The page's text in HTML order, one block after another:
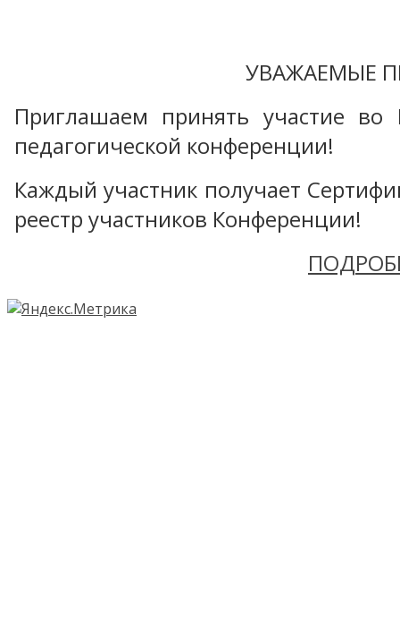
УВАЖАЕМЫЕ
Приглашаем принять участие во
педагогической конференции!
Каждый участник получает
реестр участников Конференции!